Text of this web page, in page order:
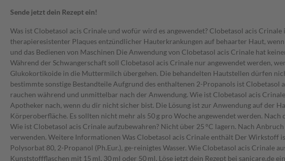
Sende jetzt dein Rezept ein!
Was ist Clobetasol acis Crinale und wofür wird es angewendet? Clobetasol acis
therapieresistenter Plaques entzündlicher Hauterkrankungen auf behaarter Haut,
und das Bedienen von Maschinen Die Anwendung von Clobetasol acis Crinale hat
Während der Schwangerschaft soll Clobetasol acis Crinale nur angewendet werden,
Glukokortikoide in die Muttermilch übergehen. Die behandelten Hautstellen dürfen
bestimmte sonstige Bestandteile Aufgrund des enthaltenen 2-Propanols ist
rauchen während und unmittelbar nach der Anwendung. Wie ist Clobetasol acis
Apotheker nach, wenn du dir nicht sicher bist. Die Lösung ist zur Anwendung auf der
Körperoberfläche. Es sollten nicht mehr als 50 g pro Woche angewendet werden.
Wie ist Clobetasol acis Crinale aufzubewahren? Nicht über 25 °C lagern. Nach
verwenden. Weitere Informationen Was Clobetasol acis Crinale enthält Der Wirkstoff
Polysorbat 80, 2-Propanol (Ph.Eur.), ge-reinigtes Wasser. Wie Clobetasol acis Crinale
Kunststoffflaschen mit 15 ml, 30 ml oder 50 ml. Löse jetzt dein Rezept bei sanicare.de